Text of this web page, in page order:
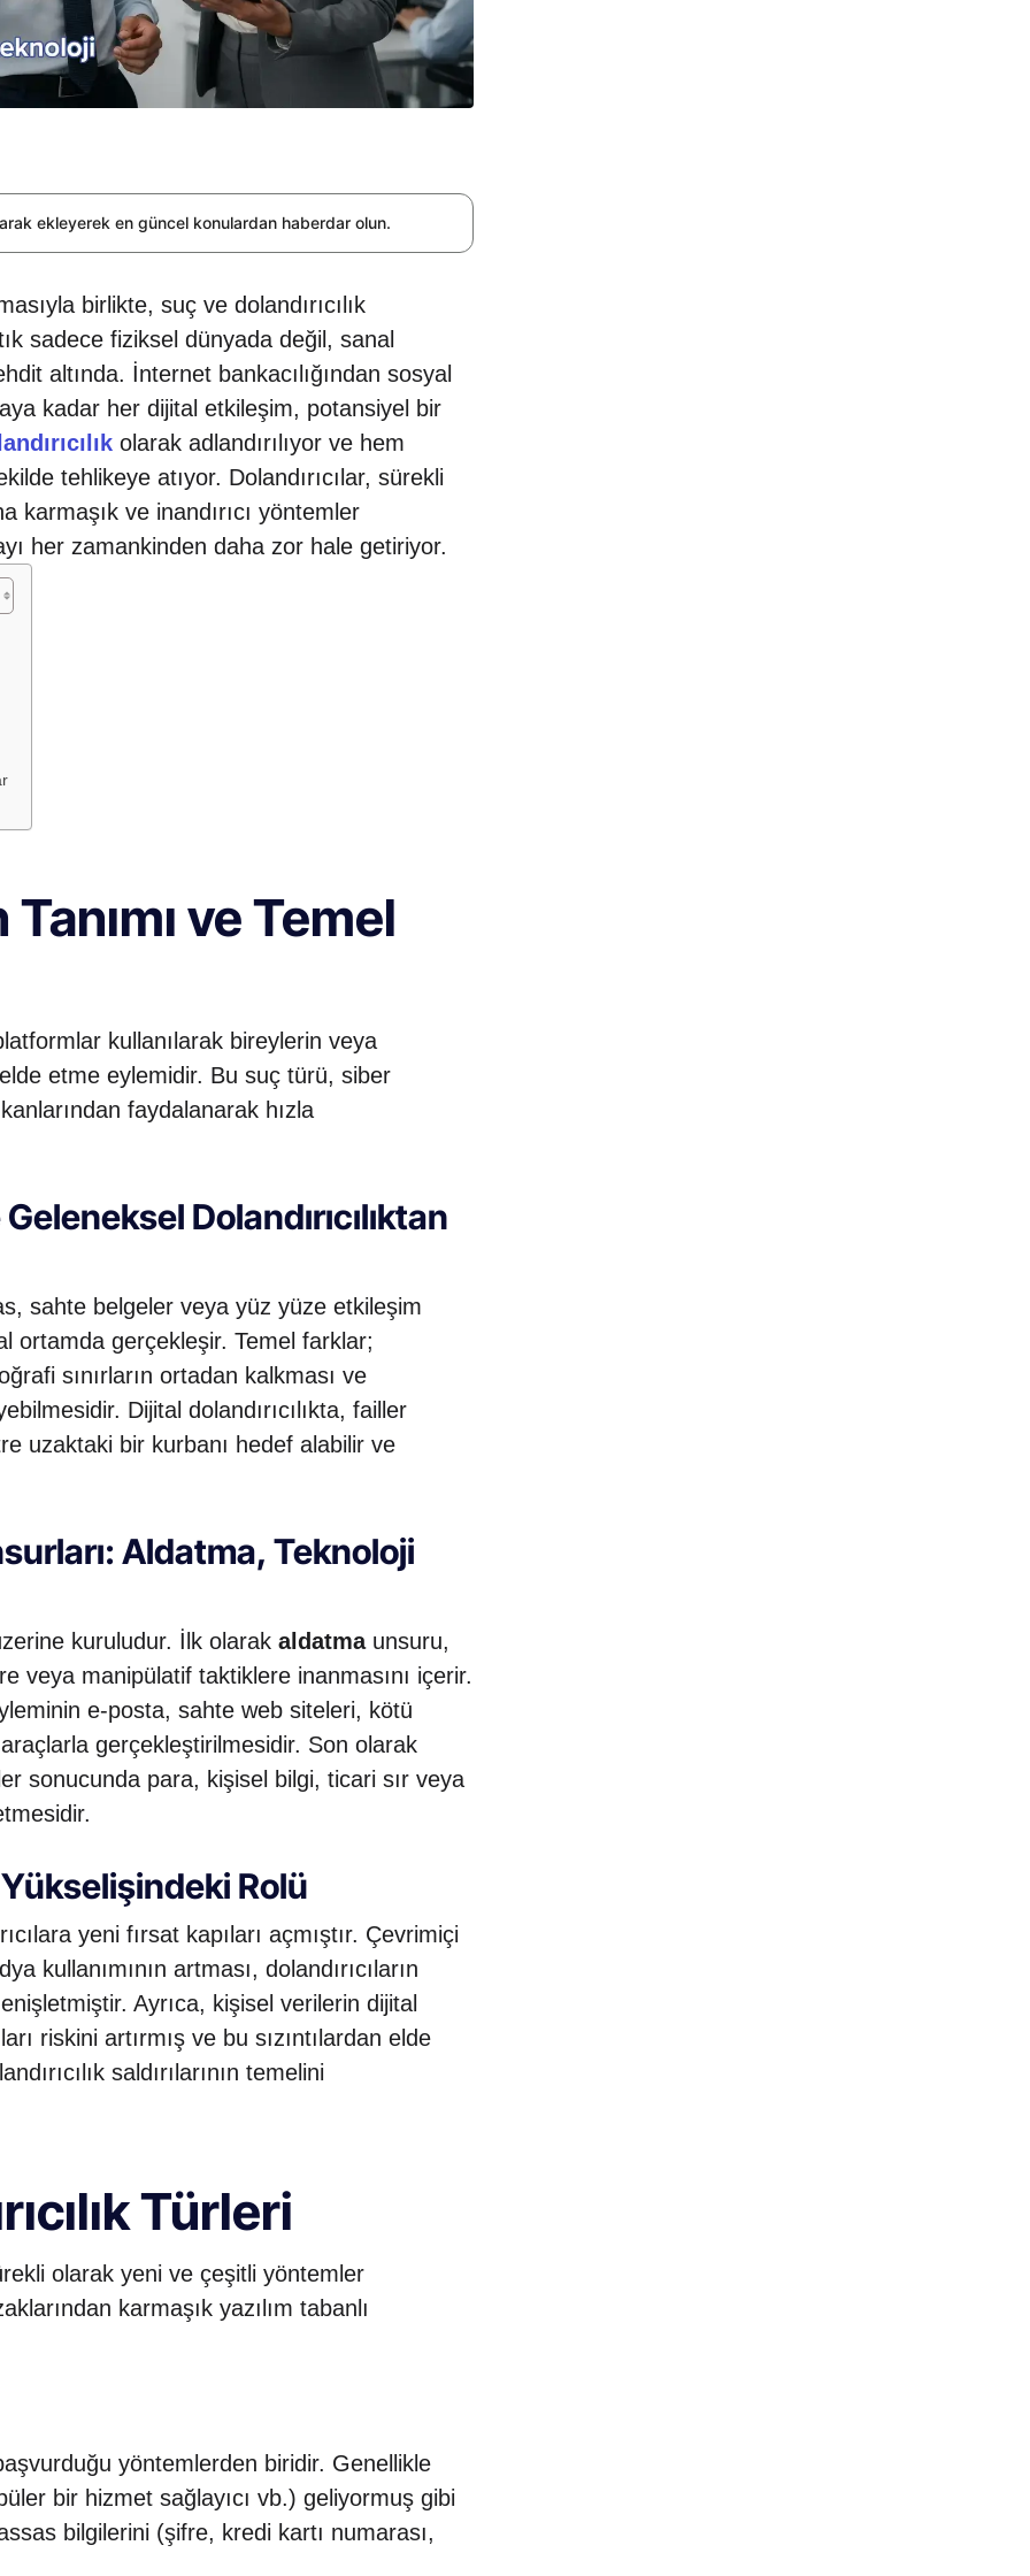
ekleyerek en güncel konulardan haberdar olun.
birlikte, suç ve dolandırıcılık
sadece fiziksel dünyada değil, sanal
altında. İnternet bankacılığından sosyal
kadar her dijital etkileşim, potansiyel bir
olarak adlandırılıyor ve hem
tehlikeye atıyor. Dolandırıcılar, sürekli
karmaşık ve inandırıcı yöntemler
her zamankinden daha zor hale getiriyor.
Tanımı ve Temel
kullanılarak bireylerin veya
etme eylemidir. Bu suç türü, siber
faydalanarak hızla
Dolandırıcılıktan
sahte belgeler veya yüz yüze etkileşim
ortamda gerçekleşir. Temel farklar;
sınırların ortadan kalkması ve
Dijital dolandırıcılıkta, failler
uzaktaki bir kurbanı hedef alabilir ve
Aldatma, Teknoloji
kuruludur. İlk olarak aldatmaunsuru,
veya manipülatif taktiklere inanmasını içerir.
e-posta, sahte web siteleri, kötü
gerçekleştirilmesidir. Son olarak
sonucunda para, kişisel bilgi, ticari sır veya
Yükselişindeki Rolü
yeni fırsat kapıları açmıştır. Çevrimiçi
kullanımının artması, dolandırıcıların
Ayrıca, kişisel verilerin dijital
riskini artırmış ve bu sızıntılardan elde
saldırılarının temelini
Türleri
olarak yeni ve çeşitli yöntemler
karmaşık yazılım tabanlı
yöntemlerden biridir. Genellikle
bir hizmet sağlayıcı vb.) geliyormuş gibi
bilgilerini (şifre, kredi kartı numarası,